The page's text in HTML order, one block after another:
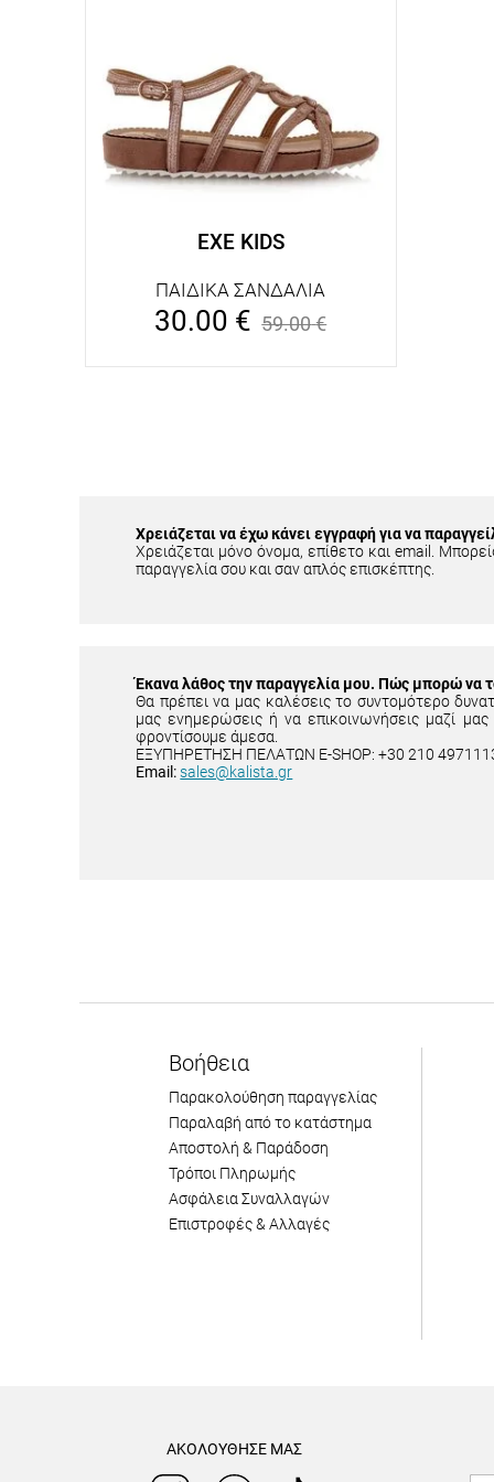
EXE KIDS
ΠΑΙΔΙΚΑ ΣΑΝΔΑΛΙΑ
30.00 € 59.00€
Χρειάζεται να έχω κάνει εγγραφή για να
Χρειάζεται μόνο όνομα, επίθετο και email.
παραγγελία σου και σαν απλός επισκέπτης.
Έκανα λάθος την παραγγελία μου. Πώς μπορώ να
Θα πρέπει να μας καλέσεις το συντομότερο
μας ενημερώσεις ή να επικοινωνήσεις μαζί
φροντίσουμε άμεσα.
ΕΞΥΠΗΡΕΤΗΣΗ ΠΕΛΑΤΩΝ E-SHOP: +30 210
Email: sales@kalista.gr
Βοήθεια
Παρακολούθηση παραγγελίας
Παραλαβή από το κατάστημα
Αποστολή & Παράδοση
Τρόποι Πληρωμής
Ασφάλεια Συναλλαγών
Επιστροφές & Αλλαγές
ΑΚΟΛΟΥΘΗΣΕ ΜΑΣ